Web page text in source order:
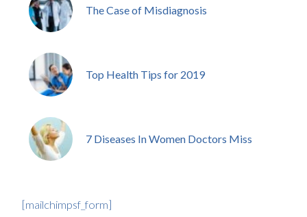
The Case of Misdiagnosis
Top Health Tips for 2019
7 Diseases In Women Doctors Miss
[mailchimpsf_form]